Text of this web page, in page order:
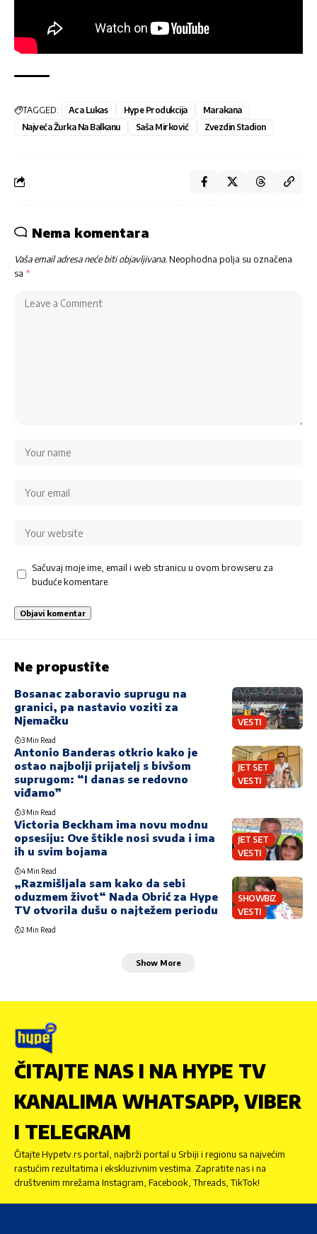
TAGGED: Aca Lukas Hype Produkcija
Marakana
Najveća Žurka Na Balkanu
Saša Mirković Zvezdin Stadion
Nema komentara
Vaša email adresa neće biti objavljivana. Neophodna polja su označena
sa *
Sačuvaj moje ime, email i web stranicu u ovom browseru za
buduće komentare.
Ne propustite
VESTI
Bosanac zaboravio suprugu na
granici, pa nastavio voziti za
Njemačku
3 Min Read
JET SET
VESTI
Antonio Banderas otkrio kako je
ostao najbolji prijatelj s bivšom
suprugom: “I danas se redovno
viđamo”
3 Min Read
JET SET
VESTI
Victoria Beckham ima novu modnu
opsesiju: Ove štikle nosi svuda i ima
ih u svim bojama
4 Min Read
SHOWBIZ
VESTI
„Razmišljala sam kako da sebi
oduzmem život“ Nada Obrić za Hype
TV otvorila dušu o najtežem periodu
2 Min Read
Show More
ČITAJTE NAS I NA HYPE TV
KANALIMA WHATSAPP, VIBER
I TELEGRAM
Čitajte Hypetv.rs portal, najbrži portal u Srbiji i regionu sa najvećim
rastućim rezultatima i ekskluzivnim vestima. Zapratite nas i na
društvenim mrežama Instagram, Facebook, Threads, TikTok!